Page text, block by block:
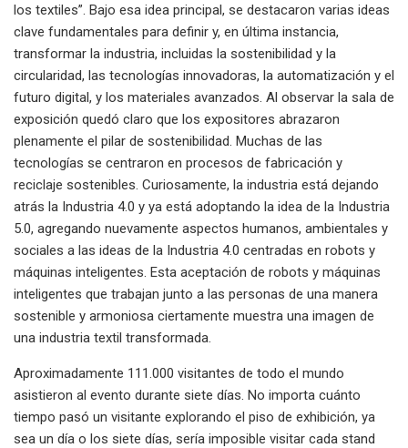
los textiles”. Bajo esa idea principal, se destacaron varias ideas
clave fundamentales para definir y, en última instancia,
transformar la industria, incluidas la sostenibilidad y la
circularidad, las tecnologías innovadoras, la automatización y el
futuro digital, y los materiales avanzados. Al observar la sala de
exposición quedó claro que los expositores abrazaron
plenamente el pilar de sostenibilidad. Muchas de las
tecnologías se centraron en procesos de fabricación y
reciclaje sostenibles. Curiosamente, la industria está dejando
atrás la Industria 4.0 y ya está adoptando la idea de la Industria
5.0, agregando nuevamente aspectos humanos, ambientales y
sociales a las ideas de la Industria 4.0 centradas en robots y
máquinas inteligentes. Esta aceptación de robots y máquinas
inteligentes que trabajan junto a las personas de una manera
sostenible y armoniosa ciertamente muestra una imagen de
una industria textil transformada.
Aproximadamente 111.000 visitantes de todo el mundo
asistieron al evento durante siete días. No importa cuánto
tiempo pasó un visitante explorando el piso de exhibición, ya
sea un día o los siete días, sería imposible visitar cada stand